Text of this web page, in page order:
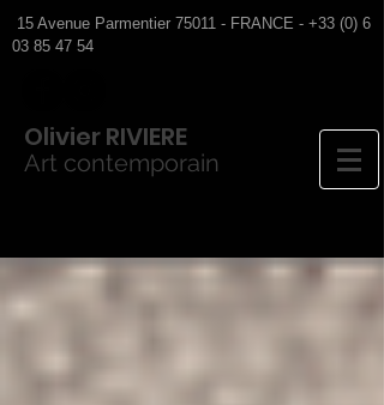
OlivierRIVIERE
Art contemporain
15 Avenue Parmentier 75011 - FRANCE - +33 (0) 6
03 85 47 54